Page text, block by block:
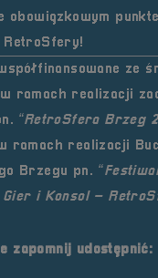
obowiązkowym
RetroSfery!
ze
w ramach realizacji
“RetroSfera Brzeg
ramach realizacji
Brzegu pn.
i Konsol –
zapomnij udostępnić: